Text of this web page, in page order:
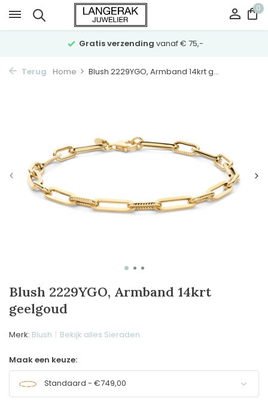
0
Gratis verzending vanaf € 75,-
Terug Home Blush 2229YGO, Armband 14krt g...
Blush 2229YGO, Armband 14krt
geelgoud
Merk: Blush Bekijk alles Sieraden
Maak een keuze:
Standaard - €749,00